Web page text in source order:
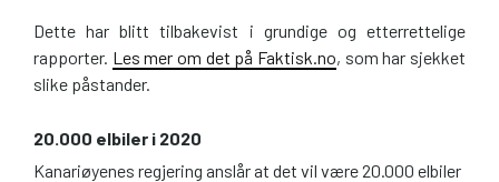
Dette har blitt tilbakevist i grundige og etterrettelige
rapporter. Les mer om det på Faktisk.no, som har sjekket
slike påstander.
20.000 elbiler i 2020
Kanariøyenes regjering anslår at det vil være 20.000 elbiler